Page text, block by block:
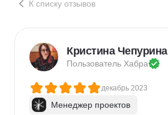
К списку отзывов
Кристина Чепурина
Пользователь Хабра
декабрь 2023
Менеджер проектов